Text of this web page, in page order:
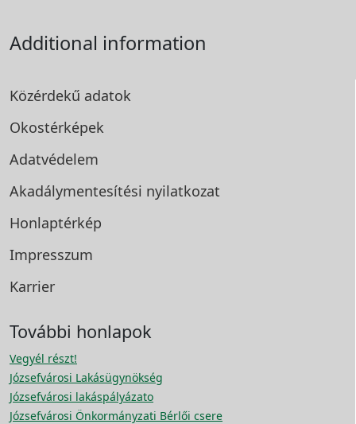
Additional information
Közérdekű adatok
Okostérképek
Adatvédelem
Akadálymentesítési nyilatkozat
Honlaptérkép
Impresszum
Karrier
További honlapok
Vegyél részt!
Józsefvárosi Lakásügynökség
Józsefvárosi lakáspályázato
Józsefvárosi Önkormányzati Bérlői csere